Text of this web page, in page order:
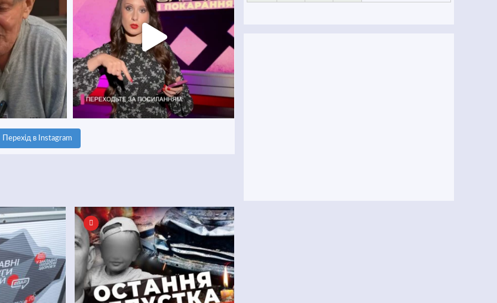
Перехід в Instagram